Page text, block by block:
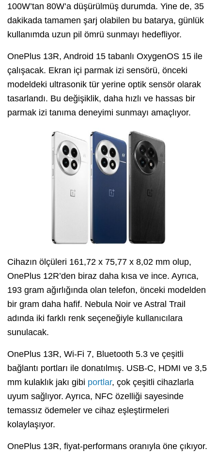
100W’tan 80W’a düşürülmüş durumda. Yine de, 35
dakikada tamamen şarj olabilen bu batarya, günlük
kullanımda uzun pil ömrü sunmayı hedefliyor.
OnePlus 13R, Android 15 tabanlı OxygenOS 15 ile
çalışacak. Ekran içi parmak izi sensörü, önceki
modeldeki ultrasonik tür yerine optik sensör olarak
tasarlandı. Bu değişiklik, daha hızlı ve hassas bir
parmak izi tanıma deneyimi sunmayı amaçlıyor.
Cihazın ölçüleri 161,72 x 75,77 x 8,02 mm olup,
OnePlus 12R’den biraz daha kısa ve ince. Ayrıca,
193 gram ağırlığında olan telefon, önceki modelden
bir gram daha hafif. Nebula Noir ve Astral Trail
adında iki farklı renk seçeneğiyle kullanıcılara
sunulacak.
OnePlus 13R, Wi-Fi 7, Bluetooth 5.3 ve çeşitli
bağlantı portları ile donatılmış. USB-C, HDMI ve 3,5
mm kulaklık jakı gibi portlar, çok çeşitli cihazlarla
uyum sağlıyor. Ayrıca, NFC özelliği sayesinde
temassız ödemeler ve cihaz eşleştirmeleri
kolaylaşıyor.
OnePlus 13R, fiyat-performans oranıyla öne çıkıyor.